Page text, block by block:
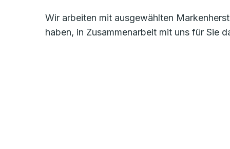
Wir arbeiten mit ausgewählten
haben, in Zusammenarbeit mit uns für Sie